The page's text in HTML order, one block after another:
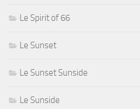
Le Spirit of 66
Le Sunset
Le Sunset Sunside
Le Sunside